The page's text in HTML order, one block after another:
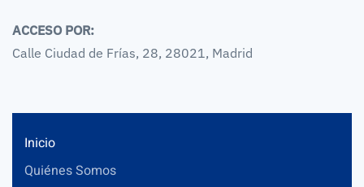
ACCESO POR:
Calle Ciudad de Frías, 28, 28021, Madrid
Inicio
Quiénes Somos